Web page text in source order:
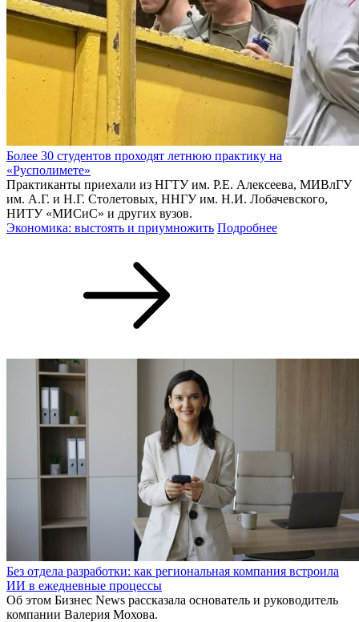
Более 30 студентов проходят летнюю практику на
«Русполимете»
Практиканты приехали из НГТУ им. Р.Е. Алексеева, МИВлГУ
им. А.Г. и Н.Г. Столетовых, ННГУ им. Н.И. Лобачевского,
НИТУ «МИСиС» и других вузов.
Экономика: выстоять и приумножить Подробнее
Без отдела разработки: как региональная компания встроила
ИИ в ежедневные процессы
Об этом Бизнес News рассказала основатель и руководитель
компании Валерия Мохова.